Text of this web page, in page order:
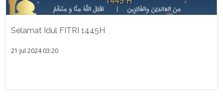
Selamat Idul FITRI 1445H
21 Jul 2024 03:20